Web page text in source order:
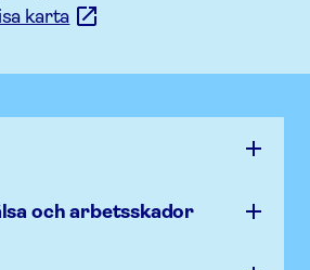
karta
och arbets­skador